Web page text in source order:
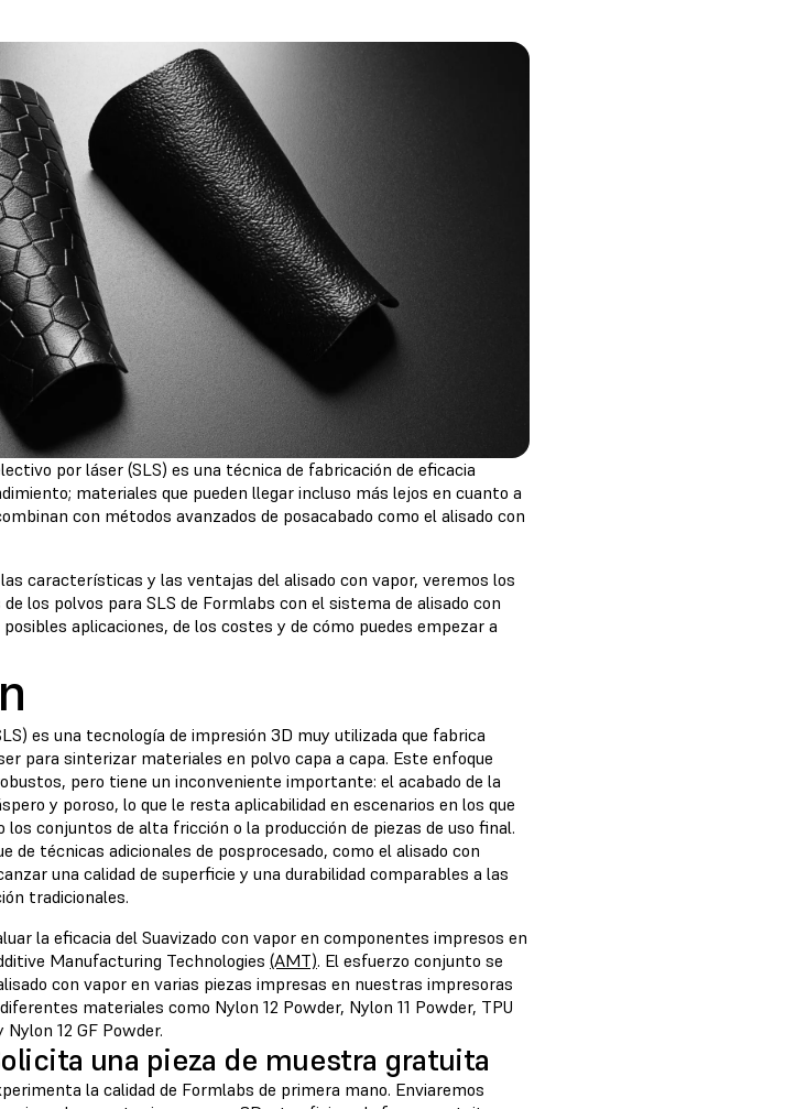
por láser (SLS) es una técnica de fabricación de eficacia
materiales que pueden llegar incluso más lejos en cuanto a
con métodos avanzados de posacabado como el alisado con
características y las ventajas del alisado con vapor, veremos los
los polvos para SLS de Formlabs con el sistema de alisado con
aplicaciones, de los costes y de cómo puedes empezar a
es una tecnología de impresión 3D muy utilizada que fabrica
para sinterizar materiales en polvo capa a capa. Este enfoque
pero tiene un inconveniente importante: el acabado de la
y poroso, lo que le resta aplicabilidad en escenarios en los que
los conjuntos de alta fricción o la producción de piezas de uso final.
de técnicas adicionales de posprocesado, como el alisado con
una calidad de superficie y una durabilidad comparables a las
tradicionales.
la eficacia del Suavizado con vapor en componentes impresos en
Manufacturing Technologies (AMT). El esfuerzo conjunto se
con vapor en varias piezas impresas en nuestras impresoras
materiales como Nylon 12 Powder, Nylon 11 Powder, TPU
Nylon 12 GF Powder.
una pieza de muestra gratuita
la calidad de Formlabs de primera mano. Enviaremos